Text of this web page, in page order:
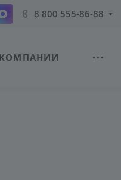
8 800 555-86-88